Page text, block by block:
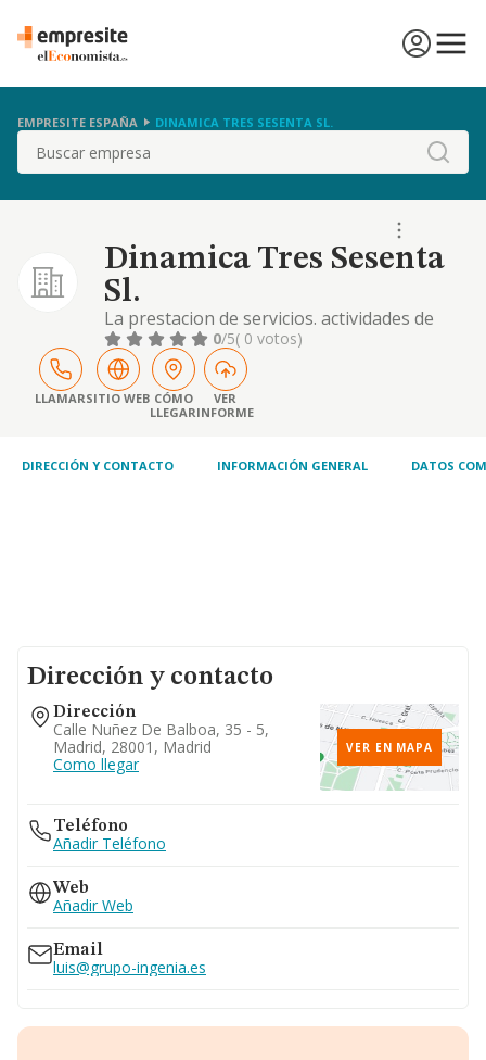
EMPRESITE ESPAÑA DINAMICA TRES SESENTA SL.
Buscar
Dinamica Tres Sesenta
Sl.
La prestacion de servicios. actividades de
gestion y administracion. servicios
educativos, de ocio y entretenimiento.,
informacion y comunicaciones., informatica,
telecomunicaciones y ofimatica. cnae 7311
agencias de publicidad
0/5( 0 votos)
LLAMARSITIO WEB CÓMO
LLEGAR
VER
INFORME
DIRECCIÓN Y CONTACTO INFORMACIÓN GENERAL DATOS
Dirección y contacto
Dirección
Calle Nuñez De Balboa, 35 - 5,
Madrid, 28001, Madrid
Como llegar
VER EN MAPA
Teléfono
Añadir Teléfono
Web
Añadir Web
Email
luis@grupo-ingenia.es